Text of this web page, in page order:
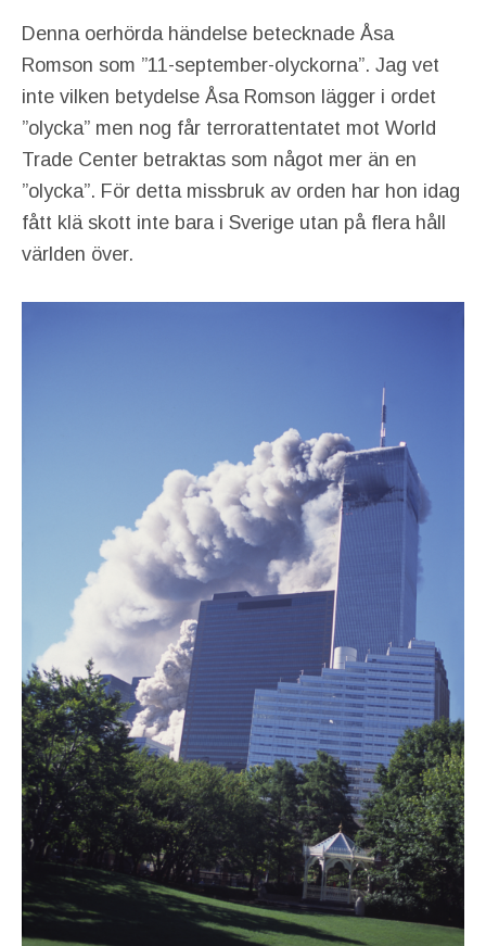
Denna oerhörda händelse betecknade Åsa
Romson som ”11-september-olyckorna”. Jag vet
inte vilken betydelse Åsa Romson lägger i ordet
”olycka” men nog får terrorattentatet mot World
Trade Center betraktas som något mer än en
”olycka”. För detta missbruk av orden har hon idag
fått klä skott inte bara i Sverige utan på flera håll
världen över.